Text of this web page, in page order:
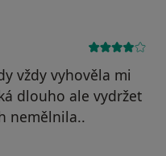
vždy vyhověla mi
dlouho ale vydržet
nemělnila..
Váš účet byl odstraněn